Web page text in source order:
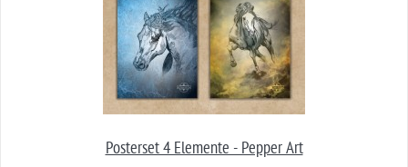
Posterset 4 Elemente - Pepper Art